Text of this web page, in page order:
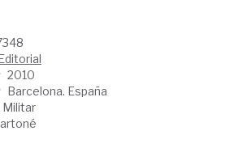
2010
Barcelona. España
Militar